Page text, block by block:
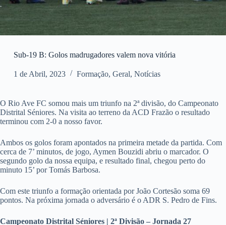
Sub-19 B: Golos madrugadores valem nova vitória
1 de Abril, 2023 Formação, Geral, Notícias
O Rio Ave FC somou mais um triunfo na 2ª divisão, do Campeonato
Distrital Séniores. Na visita ao terreno da ACD Frazão o resultado
terminou com 2-0 a nosso favor.
Ambos os golos foram apontados na primeira metade da partida. Com
cerca de 7’ minutos, de jogo, Aymen Bouzidi abriu o marcador. O
segundo golo da nossa equipa, e resultado final, chegou perto do
minuto 15’ por Tomás Barbosa.
Com este triunfo a formação orientada por João Cortesão soma 69
pontos. Na próxima jornada o adversário é o ADR S. Pedro de Fins.
Campeonato Distrital Séniores | 2ª Divisão – Jornada 27